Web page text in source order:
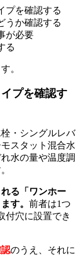
プを確認する
うか確認する
が必要
る
。
プを確認す
・シングルレバ
スタット混合水
水の量や温度調
る「ワンホー
す。 前者は1つ
付穴に設置でき
のうえ、それに